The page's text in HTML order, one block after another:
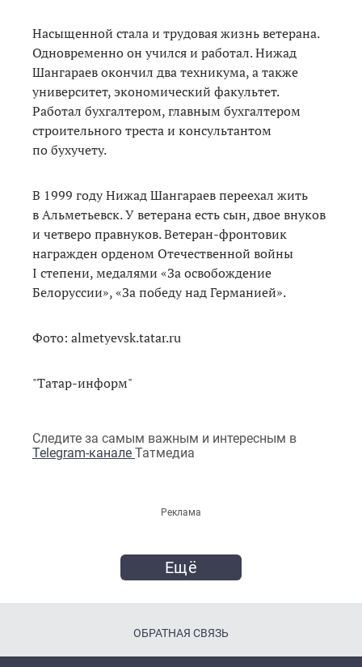
Насыщенной стала и трудовая жизнь ветерана.
Одновременно он учился и работал. Нижад
Шангараев окончил два техникума, а также
университет, экономический факультет.
Работал бухгалтером, главным бухгалтером
строительного треста и консультантом
по бухучету.
В 1999 году Нижад Шангараев переехал жить
в Альметьевск. У ветерана есть сын, двое внуков
и четверо правнуков. Ветеран-фронтовик
награжден орденом Отечественной войны
I степени, медалями «За освобождение
Белоруссии», «За победу над Германией».
Фото: almetyevsk.tatar.ru
"Татар-информ"
Следите за самым важным и интересным в
Telegram-канале Татмедиа
Реклама
Ещё
ОБРАТНАЯ СВЯЗЬ